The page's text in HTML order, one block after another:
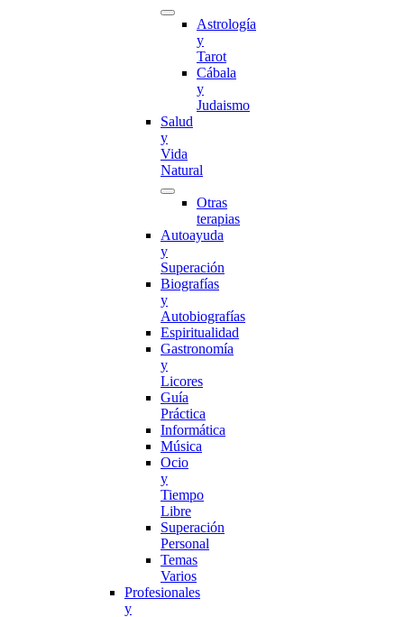
Astrología
y
Tarot
Cábala
y
Judaismo
Salud
y
Vida
Natural
Otras
terapias
Autoayuda
y
Superación
Biografías
y
Autobiografías
Espiritualidad
Gastronomía
y
Licores
Guía
Práctica
Informática
Música
Ocio
y
Tiempo
Libre
Superación
Personal
Temas
Varios
Profesionales
y